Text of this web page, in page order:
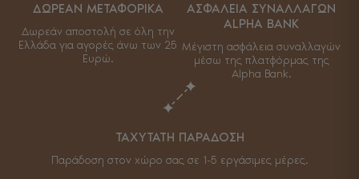
ΔΩΡΕΑΝ ΜΕΤΑΦΟΡΙΚΑ
Δωρεάν αποστολή σε όλη την
Ελλάδα για αγορές άνω των 25
Ευρώ.
ΑΣΦΑΛΕΙΑ ΣΥΝΑΛΛΑΓΩΝ
ALPHA BANK
Μέγιστη ασφάλεια συναλλαγών
μέσω της πλατφόρμας της
Alpha Bank.
ΤΑΧΥΤΑΤΗ ΠΑΡΑΔΟΣΗ
Παράδοση στον χώρο σας σε 1-5 εργάσιμες μέρες.